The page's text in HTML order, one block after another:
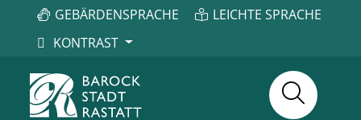
GEBÄRDENSPRACHE
LEICHTE SPRACHE
KONTRAST